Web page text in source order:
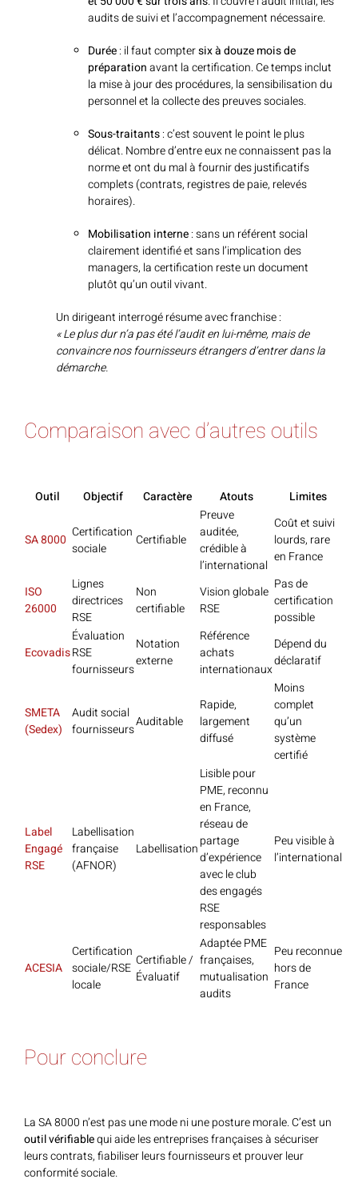
audits de suivi et l’accompagnement nécessaire.
Durée: il faut comptersix à douze mois de
préparationavant la certification. Ce temps inclut
la mise à jour des procédures, la sensibilisation du
personnel et la collecte des preuves sociales.
Sous-traitants: c’est souvent le point le plus
délicat. Nombre d’entre eux ne connaissent pas la
norme et ont du mal à fournir des justificatifs
complets (contrats, registres de paie, relevés
horaires).
Mobilisation interne: sans un référent social
clairement identifié et sans l’implication des
managers, la certification reste un document
plutôt qu’un outil vivant.
Un dirigeant interrogé résume avec franchise :
« Le plus dur n’a pas été l’audit en lui-même, mais de
convaincre nos fournisseurs étrangers d’entrer dans la
démarche.
Comparaison avec d’autres outils
Outil Objectif Caractère Atouts Limites
SA 8000 Certification
sociale
Certifiable
Preuve
auditée,
crédible à
l’international
Coût et suivi
lourds, rare
en France
ISO
26000
Lignes
directrices
RSE
Non
certifiable
Vision globale
RSE
Pas de
certification
possible
Ecovadis
Évaluation
RSE
fournisseurs
Notation
externe
Référence
achats
internationaux
Dépend du
déclaratif
SMETA
(Sedex)
Audit social
fournisseursAuditable
Rapide,
largement
diffusé
Moins
complet
qu’un
système
certifié
Label
Engagé
RSE
Labellisation
française
(AFNOR)
Labellisation
Lisible pour
PME, reconnu
en France,
réseau de
partage
d’expérience
avec le club
des engagés
RSE
responsables
Peu visible à
l’international
ACESIA
Certification
sociale/RSE
locale
Certifiable /
Évaluatif
Adaptée PME
françaises,
mutualisation
audits
Peu reconnue
hors de
France
Pour conclure
La SA 8000 n’est pas une mode ni une posture morale. C’est un
outil vérifiablequi aide les entreprises françaises à sécuriser
leurs contrats, fiabiliser leurs fournisseurs et prouver leur
conformité sociale.